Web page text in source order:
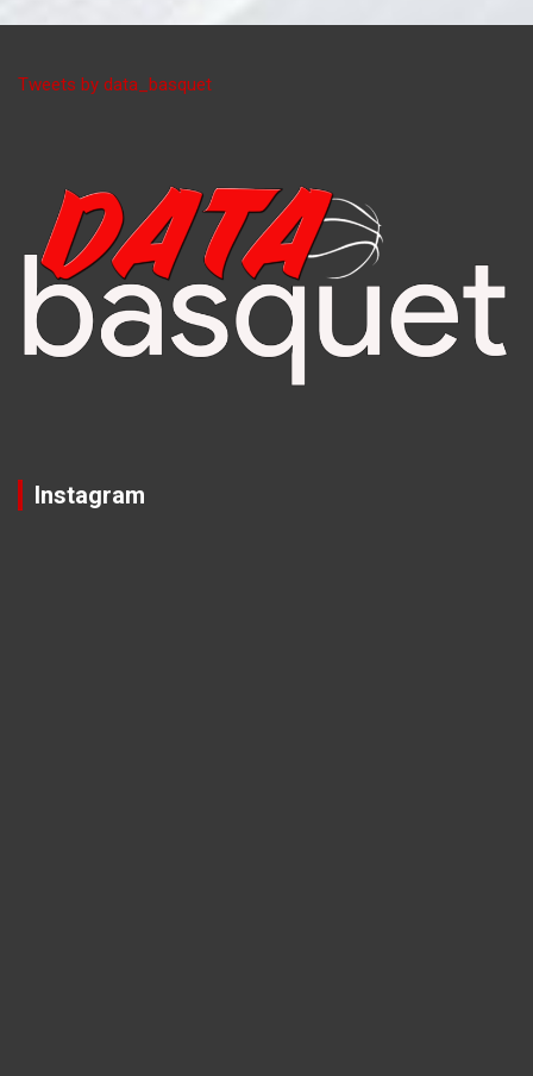
Tweets by data_basquet
Instagram